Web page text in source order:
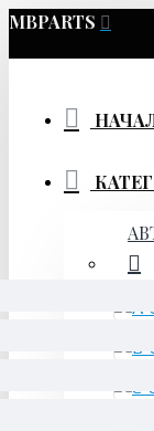
MBPARTS